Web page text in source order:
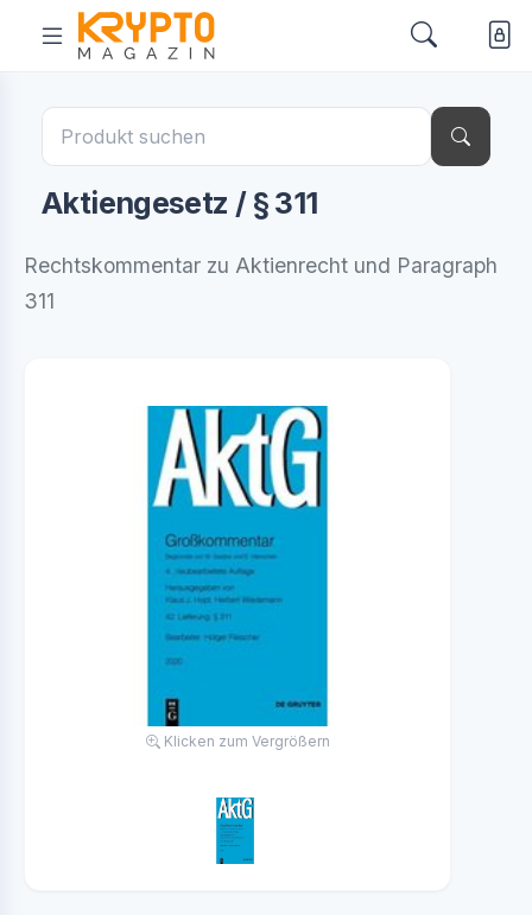
Aktiengesetz / § 311
Rechtskommentar zu Aktienrecht und Paragraph
311
Klicken zum Vergrößern